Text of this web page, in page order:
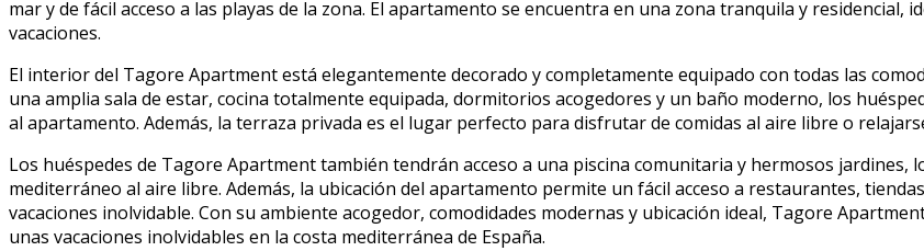
mar y de fácil acceso a las playas de la zona. El apartamento se encuentra en una zona tranquila y
vacaciones.
El interior del Tagore Apartment está elegantemente decorado y completamente equipado con todas las
una amplia sala de estar, cocina totalmente equipada, dormitorios acogedores y un baño moderno, los
al apartamento. Además, la terraza privada es el lugar perfecto para disfrutar de comidas al aire libre o
Los huéspedes de Tagore Apartment también tendrán acceso a una piscina comunitaria y hermosos
mediterráneo al aire libre. Además, la ubicación del apartamento permite un fácil acceso a restaurantes,
vacaciones inolvidable. Con su ambiente acogedor, comodidades modernas y ubicación ideal, Tagore
unas vacaciones inolvidables en la costa mediterránea de España.